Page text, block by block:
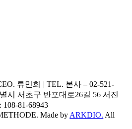
류민희 | TEL. 본사 – 02-521-
시 서초구 반포대로26길 56 서진
108-81-68943
Made by ARKDIO. All